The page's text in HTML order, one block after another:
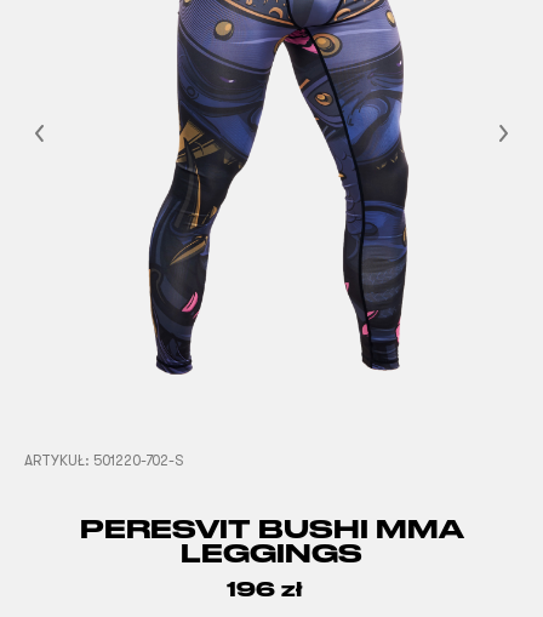
Previous
ARTYKUŁ: 501220-702-S
PERESVIT BUSHI MMA
LEGGINGS
196 zł